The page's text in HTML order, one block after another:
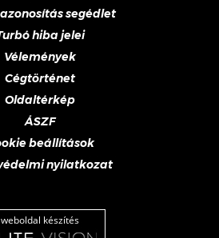
segédlet
hiba jelei
Vélemények
Cégtörténet
Oldaltérkép
ÁSZF
beállítások
nyilatkozat
weboldal készítés